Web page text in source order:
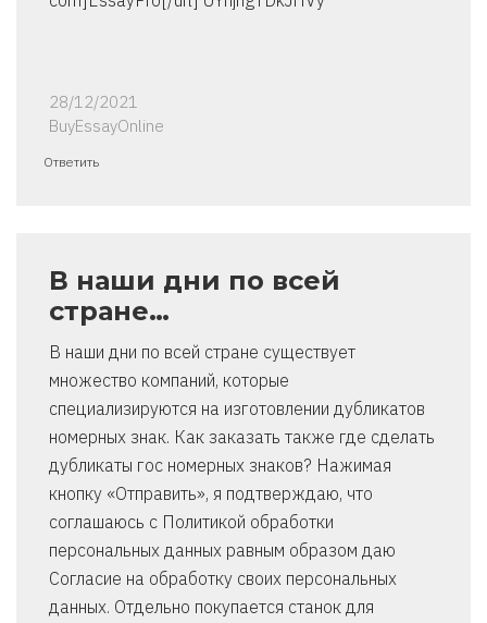
28/12/2021
BuyEssayOnline
Ответить
В наши дни по всей
стране…
В наши дни по всей стране существует
множество компаний, которые
специализируются на изготовлении дубликатов
номерных знак. Как заказать также где сделать
дубликаты гос номерных знаков? Нажимая
кнопку «Отправить», я подтверждаю, что
соглашаюсь с Политикой обработки
персональных данных равным образом даю
Согласие на обработку своих персональных
данных. Отдельно покупается станок для